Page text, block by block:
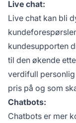
Live chat:
Live chat kan bli
kundesupporten
til den økende
verdifull
pris på og som
Chatbots:
Chatbots er mer